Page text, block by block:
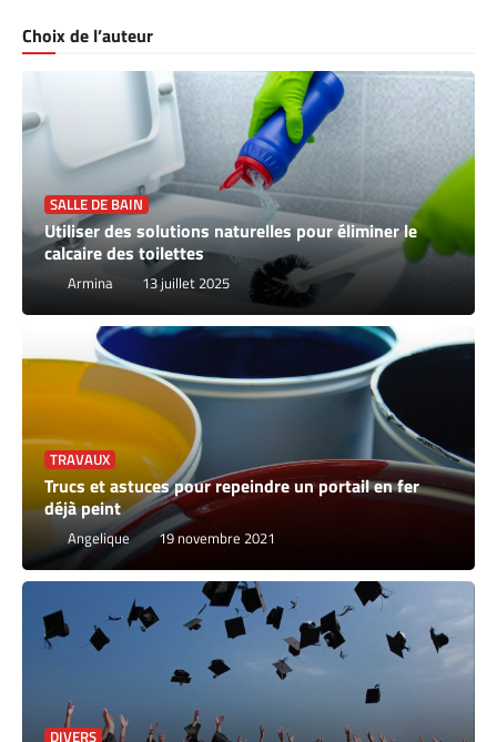
Choix de l’auteur
SALLE DE BAIN
Utiliser des solutions naturelles pour éliminer le
calcaire des toilettes
Armina 13 juillet 2025
TRAVAUX
Trucs et astuces pour repeindre un portail en fer
déjà peint
Angelique 19 novembre 2021
DIVERS